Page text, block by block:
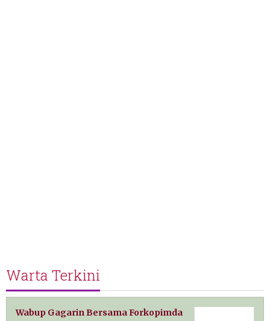
Warta Terkini
Wabup Gagarin Bersama Forkopimda